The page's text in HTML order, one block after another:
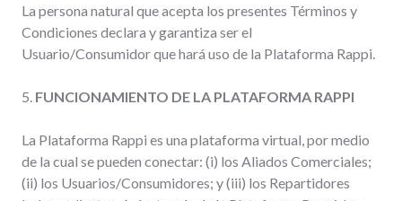
La persona natural que acepta los presentes Términos y
Condiciones declara y garantiza ser el
Usuario/Consumidor que hará uso de la Plataforma Rappi.
5. FUNCIONAMIENTO DE LA PLATAFORMA RAPPI
La Plataforma Rappi es una plataforma virtual, por medio
de la cual se pueden conectar: (i) los Aliados Comerciales;
(ii) los Usuarios/Consumidores; y (iii) los Repartidores